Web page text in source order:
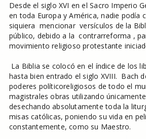
Desde el siglo XVI en el Sacro Imperio
en toda Europa y América, nadie podía
siquiera mencionar versículos de la
público, debido a la contrarreforma ,
movimiento religioso protestante
La Biblia se colocó en el índice de los
hasta bien entrado el siglo XVIII. Bach
poderes políticoreligiosos de todo el
magistrales obras utilizando
desechando absolutamente toda la
misas católicas, poniendo su vida en
constantemente, como su Maestro.